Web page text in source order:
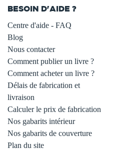
BESOIN D'AIDE ?
Centre d'aide - FAQ
Blog
Nous contacter
Comment publier un livre ?
Comment acheter un livre ?
Délais de fabrication et
livraison
Calculer le prix de fabrication
Nos gabarits intérieur
Nos gabarits de couverture
Plan du site